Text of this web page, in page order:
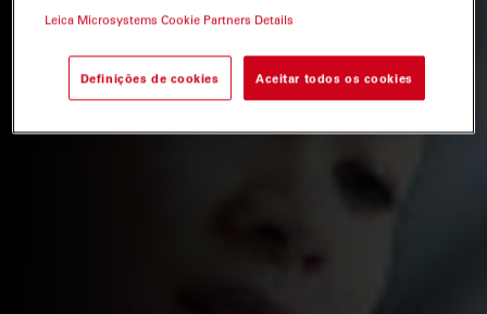
Leica Microsystems Cookie Partners Details
Definições de cookies Aceitar todos os cookies